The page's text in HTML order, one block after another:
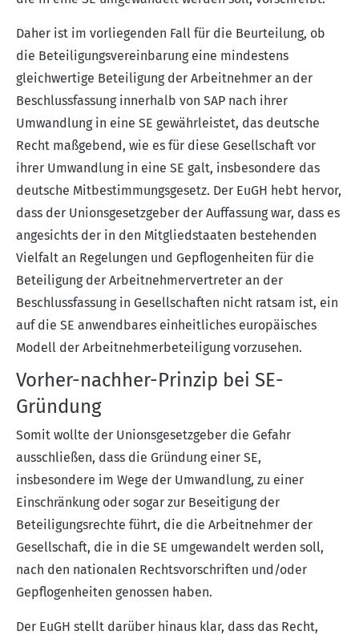
Daher ist im vorliegenden Fall für die Beurteilung, ob
die Beteiligungsvereinbarung eine mindestens
gleichwertige Beteiligung der Arbeitnehmer an der
Beschlussfassung innerhalb von SAP nach ihrer
Umwandlung in eine SE gewährleistet, das deutsche
Recht maßgebend, wie es für diese Gesellschaft vor
ihrer Umwandlung in eine SE galt, insbesondere das
deutsche Mitbestimmungsgesetz. Der EuGH hebt hervor,
dass der Unionsgesetzgeber der Auffassung war, dass es
angesichts der in den Mitgliedstaaten bestehenden
Vielfalt an Regelungen und Gepflogenheiten für die
Beteiligung der Arbeitnehmervertreter an der
Beschlussfassung in Gesellschaften nicht ratsam ist, ein
auf die SE anwendbares einheitliches europäisches
Modell der Arbeitnehmerbeteiligung vorzusehen.
Vorher-nachher-Prinzip bei SE-
Gründung
Somit wollte der Unionsgesetzgeber die Gefahr
ausschließen, dass die Gründung einer SE,
insbesondere im Wege der Umwandlung, zu einer
Einschränkung oder sogar zur Beseitigung der
Beteiligungsrechte führt, die die Arbeitnehmer der
Gesellschaft, die in die SE umgewandelt werden soll,
nach den nationalen Rechtsvorschriften und/oder
Gepflogenheiten genossen haben.
Der EuGH stellt darüber hinaus klar, dass das Recht,